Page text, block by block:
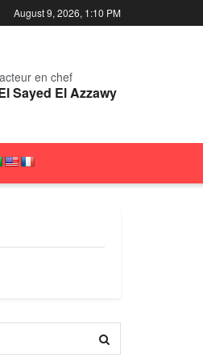
August 9, 2026, 1:10 PM
en chef
Sayed El Azzawy